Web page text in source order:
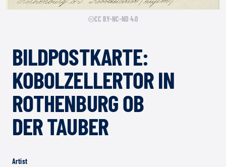
CC BY-NC-ND 4.0
BILDPOSTKARTE:
KOBOLZELLERTOR IN
ROTHENBURG OB
DER TAUBER
Artist